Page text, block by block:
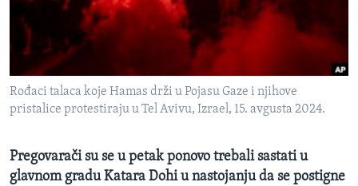
O GLASU AMERIKE
Learning English
PRATITE NAS
Jezici
Rođaci talaca koje Hamas drži u Pojasu Gaze i njihove
pristalice protestiraju u Tel Avivu, Izrael, 15. avgusta 2024.
Pregovarači su se u petak ponovo trebali sastati u
glavnom gradu Katara Dohi u nastojanju da se postigne